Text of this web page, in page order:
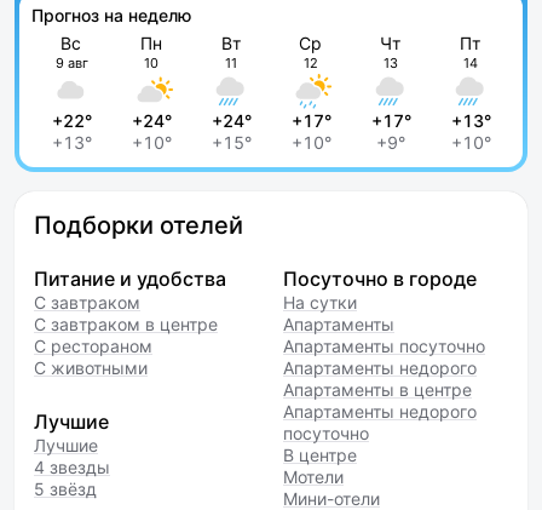
Прогноз на неделю
Вс
9 авг
+22°
+13°
Пн
10
+24°
+10°
Вт
11
+24°
+15°
Ср
12
+17°
+10°
Чт
13
+17°
+9°
Пт
14
+13°
+10°
Подборки отелей
Питание и удобства
С завтраком
С завтраком в центре
С рестораном
С животными
Лучшие
Лучшие
4 звезды
5 звёзд
Посуточно в городе
На сутки
Апартаменты
Апартаменты посуточно
Апартаменты недорого
Апартаменты в центре
Апартаменты недорого
посуточно
В центре
Мотели
Мини-отели